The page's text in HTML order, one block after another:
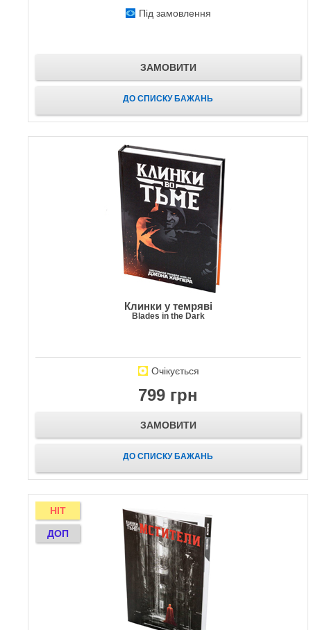
Під замовлення
ЗАМОВИТИ
ДО СПИСКУ БАЖАНЬ
Клинки у темряві
Blades in the Dark
Очікується
799 грн
ЗАМОВИТИ
ДО СПИСКУ БАЖАНЬ
HIT
ДОП